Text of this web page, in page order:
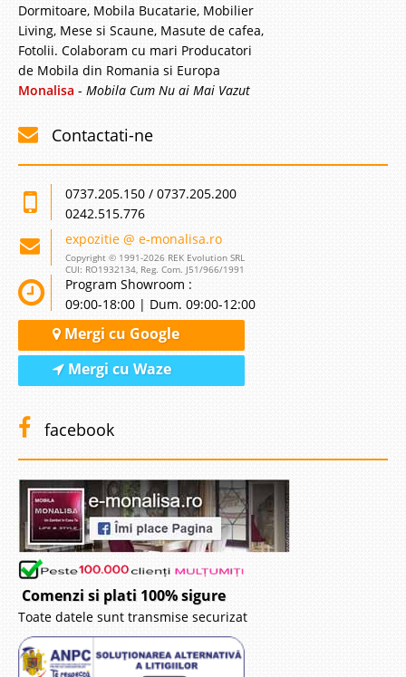
Dormitoare, Mobila Bucatarie, Mobilier
Living, Mese si Scaune, Masute de cafea,
Fotolii. Colaboram cu mari Producatori
de Mobila din Romania si Europa
Monalisa - Mobila Cum Nu ai Mai Vazut
Contactati-ne
0737.205.150 / 0737.205.200
0242.515.776
expozitie @ e-monalisa.ro
Copyright © 1991-2026 REK Evolution SRL
CUI: RO1932134, Reg. Com. J51/966/1991
Program Showroom :
09:00-18:00 | Dum. 09:00-12:00
Mergi cu Google
Mergi cu Waze
facebook
Comenzi si plati 100% sigure
Toate datele sunt transmise securizat